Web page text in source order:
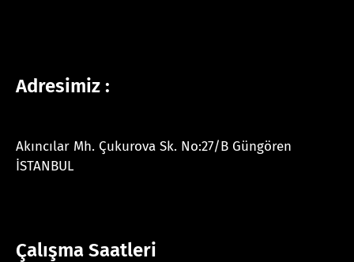
Adresimiz :
Akıncılar Mh. Çukurova Sk. No:27/B Güngören
İSTANBUL
Çalışma Saatleri